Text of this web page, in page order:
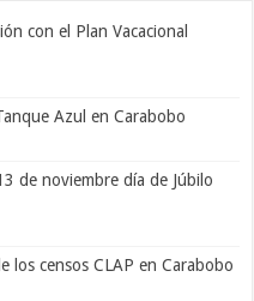
con el Plan Vacacional
Azul en Carabobo
de noviembre día de Júbilo
los censos CLAP en Carabobo